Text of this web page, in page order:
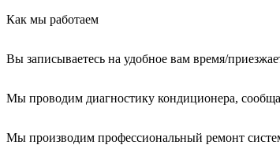
Как мы работаем
Вы записываетесь на удобное вам время/
Мы проводим диагностику кондиционера,
Мы производим профессиональный ремонт